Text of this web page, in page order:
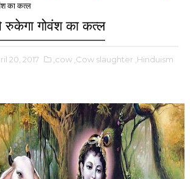
का कत्ल
गोवंश का कत्ल
20, 2017 ,cow ,Cow slaughter ,Hinduism